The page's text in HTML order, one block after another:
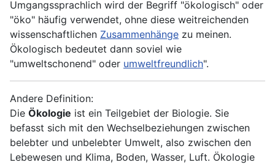
Umgangssprachlich wird der Begriff "ökologisch" oder
"öko" häufig verwendet, ohne diese weitreichenden
wissenschaftlichen Zusammenhänge zu meinen.
Ökologisch bedeutet dann soviel wie
"umweltschonend" oder umweltfreundlich".
Andere Definition:
Die Ökologie ist ein Teilgebiet der Biologie. Sie
befasst sich mit den Wechselbeziehungen zwischen
belebter und unbelebter Umwelt, also zwischen den
Lebewesen und Klima, Boden, Wasser, Luft. Ökologie